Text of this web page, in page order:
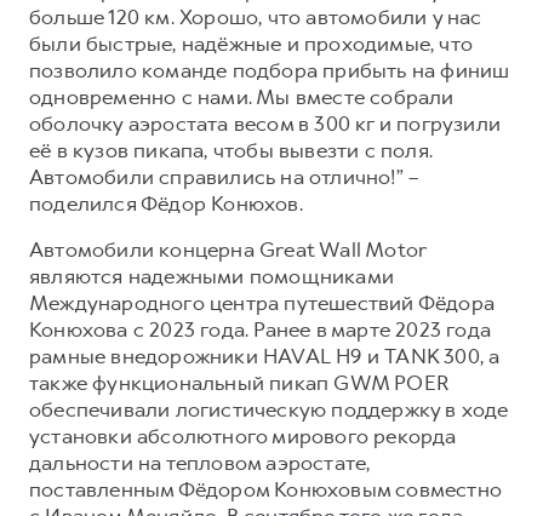
больше 120 км. Хорошо, что автомобили у нас
были быстрые, надёжные и проходимые, что
позволило команде подбора прибыть на финиш
одновременно с нами. Мы вместе собрали
оболочку аэростата весом в 300 кг и погрузили
её в кузов пикапа, чтобы вывезти с поля.
Автомобили справились на отлично!” –
поделился Фёдор Конюхов.
Автомобили концерна Great Wall Motor
являются надежными помощниками
Международного центра путешествий Фёдора
Конюхова с 2023 года. Ранее в марте 2023 года
рамные внедорожники HAVAL H9 и TANK 300, а
также функциональный пикап GWM POER
обеспечивали логистическую поддержку в ходе
установки абсолютного мирового рекорда
дальности на тепловом аэростате,
поставленным Фёдором Конюховым совместно